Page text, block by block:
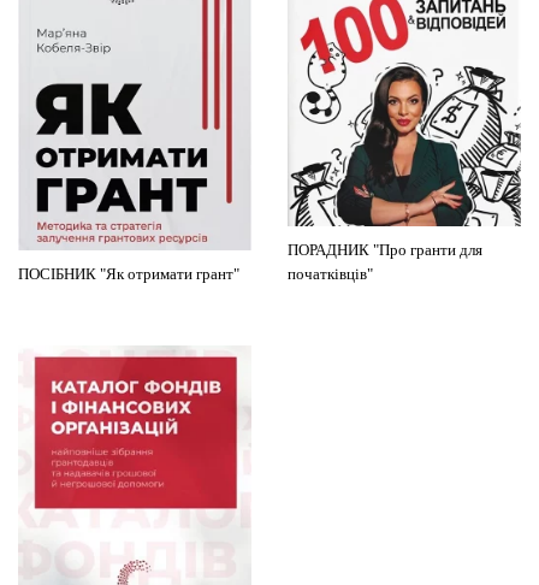
ПОРАДНИК "Про гранти для
початківців"
ПОСІБНИК "Як отримати грант"